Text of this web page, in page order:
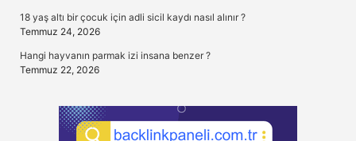
18 yaş altı bir çocuk için adli sicil kaydı nasıl alınır ?
Temmuz 24, 2026
Hangi hayvanın parmak izi insana benzer ?
Temmuz 22, 2026